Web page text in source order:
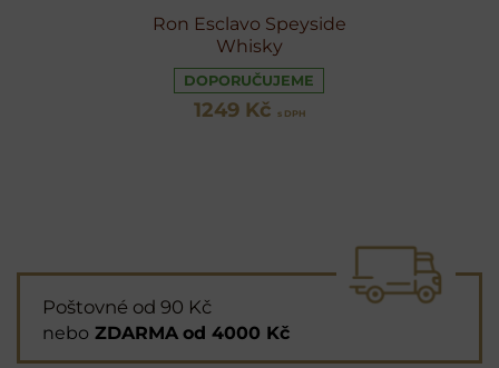
Ron Esclavo Speyside
Whisky
DOPORUČUJEME
1249 Kč s DPH
Poštovné od 90 Kč
nebo ZDARMA od 4000 Kč